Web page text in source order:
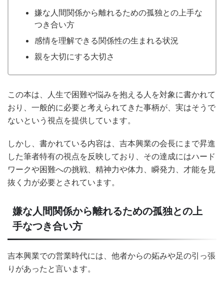
嫌な人間関係から離れるための孤独との上手な
つき合い方
感情を理解できる関係性の生まれる状況
親を大切にする大切さ
この本は、人生で困難や悩みを抱える人を対象に書かれて
おり、一般的に必要と考えられてきた事柄が、実はそうで
ないという視点を提供しています。
しかし、書かれている内容は、吉本興業の会長にまで昇進
した筆者特有の視点を反映しており、その達成にはハード
ワークや困難への挑戦、精神力や体力、瞬発力、才能を見
抜く力が必要とされています。
嫌な人間関係から離れるための孤独との上
手なつき合い方
吉本興業での営業時代には、他者からの妬みや足の引っ張
りがあったと言います。